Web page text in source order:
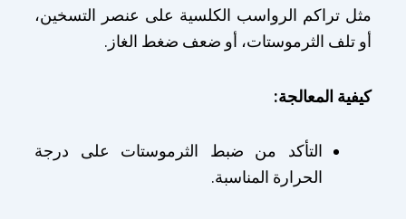
مثل تراكم الرواسب الكلسية على عنصر التسخين،
أو تلف الثرموستات، أو ضعف ضغط الغاز.
كيفية المعالجة:
التأكد من ضبط الثرموستات على درجة
الحرارة المناسبة.